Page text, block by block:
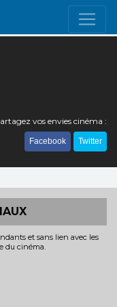
vos envies cinéma :
Facebook Twitter
et sans lien avec les
du cinéma.